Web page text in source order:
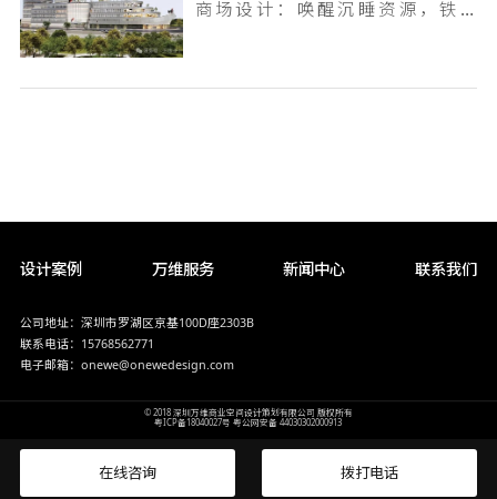
商场设计：唤醒沉睡资源，铁岭双燕天河城，狂揽 9.6 万客流
设计案例 万维服务 新闻中心 联系我们
公司地址：深圳市罗湖区京基100D座2303B
联系电话：15768562771
电子邮箱：onewe@onewedesign.com
© 2018 深圳万维商业空间设计策划有限公司 版权所有
粤ICP备18040027号 粤公网安备 44030302000913
在线咨询 拨打电话